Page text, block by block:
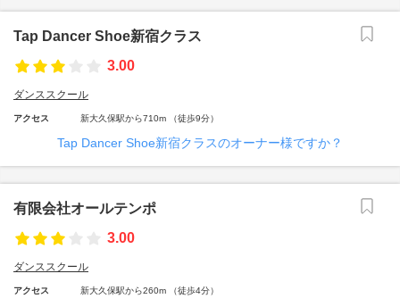
Tap Dancer Shoe新宿クラス
3.00
ダンススクール
アクセス 新大久保駅から710m （徒歩9分）
Tap Dancer Shoe新宿クラスのオーナー様ですか？
有限会社オールテンポ
3.00
ダンススクール
アクセス 新大久保駅から260m （徒歩4分）